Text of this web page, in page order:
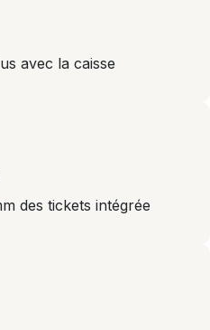
avec la caisse
des tickets intégrée